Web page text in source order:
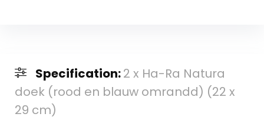
Specification:2 x Ha-Ra Natura
doek (rood en blauw omrandd) (22 x
29 cm)